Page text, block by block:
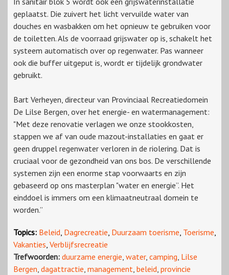
geplaatst. Die zuivert het licht vervuilde water van
douches en wasbakken om het opnieuw te gebruiken voor
de toiletten. Als de voorraad grijswater op is, schakelt het
systeem automatisch over op regenwater. Pas wanneer
ook die buffer uitgeput is, wordt er tijdelijk grondwater
gebruikt.
Bart Verheyen, directeur van Provinciaal Recreatiedomein
De Lilse Bergen, over het energie- en watermanagement:
"Met deze renovatie verlagen we onze stookkosten,
stappen we af van oude mazout-installaties en gaat er
geen druppel regenwater verloren in de riolering. Dat is
cruciaal voor de gezondheid van ons bos. De verschillende
systemen zijn een enorme stap voorwaarts en zijn
gebaseerd op ons masterplan "water en energie”. Het
einddoel is immers om een klimaatneutraal domein te
worden.”
Topics: Beleid, Dagrecreatie, Duurzaam toerisme, Toerisme,
Vakanties, Verblijfsrecreatie
Trefwoorden: duurzame energie, water, camping, Lilse
Bergen, dagattractie, management, beleid, provincie